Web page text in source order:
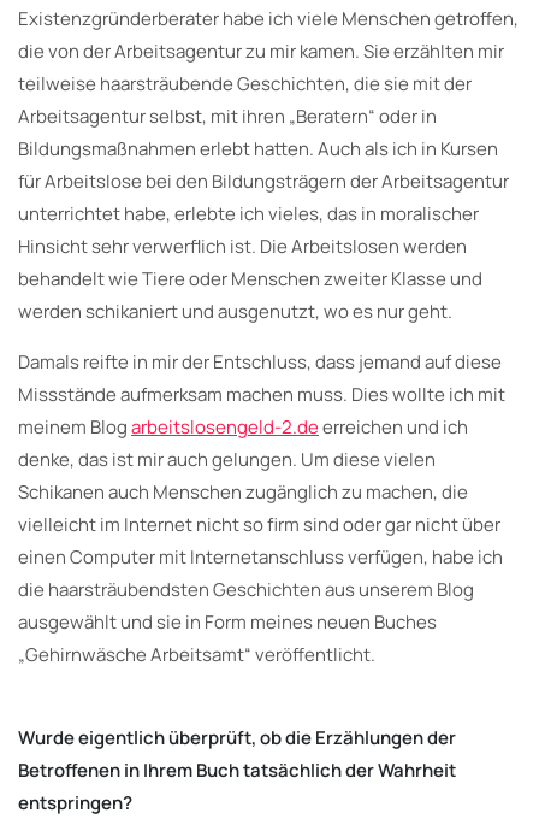
Existenzgründerberater habe ich viele Menschen getroffen,
die von der Arbeitsagentur zu mir kamen. Sie erzählten mir
teilweise haarsträubende Geschichten, die sie mit der
Arbeitsagentur selbst, mit ihren „Beratern“ oder in
Bildungsmaßnahmen erlebt hatten. Auch als ich in Kursen
für Arbeitslose bei den Bildungsträgern der Arbeitsagentur
unterrichtet habe, erlebte ich vieles, das in moralischer
Hinsicht sehr verwerflich ist. Die Arbeitslosen werden
behandelt wie Tiere oder Menschen zweiter Klasse und
werden schikaniert und ausgenutzt, wo es nur geht.
Damals reifte in mir der Entschluss, dass jemand auf diese
Missstände aufmerksam machen muss. Dies wollte ich mit
meinem Blogarbeitslosengeld-2.deerreichen und ich
denke, das ist mir auch gelungen. Um diese vielen
Schikanen auch Menschen zugänglich zu machen, die
vielleicht im Internet nicht so firm sind oder gar nicht über
einen Computer mit Internetanschluss verfügen, habe ich
die haarsträubendsten Geschichten aus unserem Blog
ausgewählt und sie in Form meines neuen Buches
„Gehirnwäsche Arbeitsamt“ veröffentlicht.
Wurde eigentlich überprüft, ob die Erzählungen der
Betroffenen in Ihrem Buch tatsächlich der Wahrheit
entspringen?